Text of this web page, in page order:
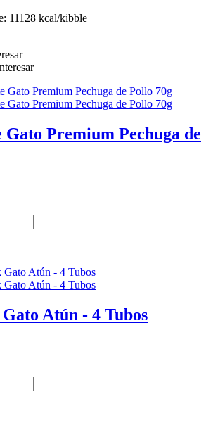
11128 kcal/kibble
Gato Premium Pechuga de
Atún - 4 Tubos